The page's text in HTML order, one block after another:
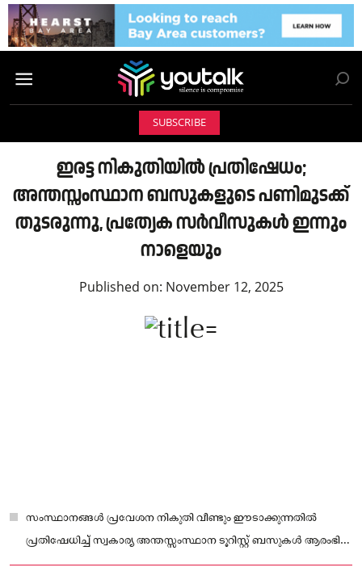
SUBSCRIBE
ഇരട്ട നികുതിയിൽ പ്രതിഷേധം;
അന്തസ്സംസ്ഥാന ബസുകളുടെ പണിമുടക്ക്
തുടരുന്നു, പ്രത്യേക സർവീസുകൾ ഇന്നും
നാളെയും
Published on: November 12, 2025
സംസ്ഥാനങ്ങൾ പ്രവേശന നികുതി വീണ്ടും ഈടാക്കുന്നതിൽ
പ്രതിഷേധിച്ച് സ്വകാര്യ അന്തസ്സംസ്ഥാന ടൂറിസ്റ്റ് ബസുകൾ ആരംഭിച്ച
പണിമുടക്ക് തുടരുന്നു.